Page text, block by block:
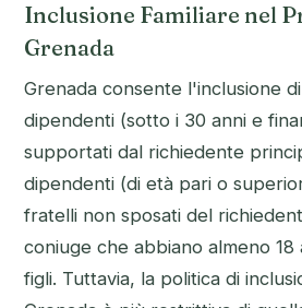
Inclusione Familiare nel
Grenada
Grenada consente l'inclusione
dipendenti (sotto i 30 anni e
supportati dal richiedente
dipendenti (di età pari o
fratelli non sposati del
coniuge che abbiano almeno
figli. Tuttavia, la politica di